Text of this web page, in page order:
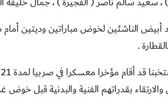
.
والارتقاء بقدراتهم الفنية والبدنية قبل